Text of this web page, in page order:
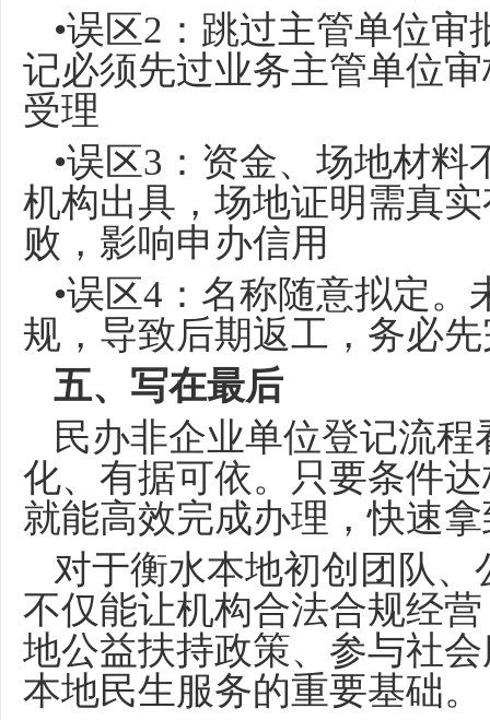
•误区2：跳过主管单位
记必须先过业务主管单位
受理
•误区3：资金、场地材
机构出具，场地证明需真
败，影响申办信用
•误区4：名称随意拟定
规，导致后期返工，务必
五、写在最后
民办非企业单位登记流
化、有据可依。只要条件
就能高效完成办理，快速
对于衡水本地初创团队
不仅能让机构合法合规经
地公益扶持政策、参与社
本地民生服务的重要基础。